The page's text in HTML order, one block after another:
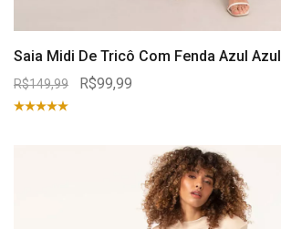
Saia Midi De Tricô Com Fenda Azul Azul
R$149,99 R$99,99